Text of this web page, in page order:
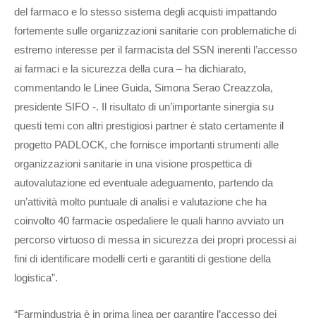
del farmaco e lo stesso sistema degli acquisti impattando
fortemente sulle organizzazioni sanitarie con problematiche di
estremo interesse per il farmacista del SSN inerenti l’accesso
ai farmaci e la sicurezza della cura – ha dichiarato,
commentando le Linee Guida, Simona Serao Creazzola,
presidente SIFO -. Il risultato di un’importante sinergia su
questi temi con altri prestigiosi partner è stato certamente il
progetto PADLOCK, che fornisce importanti strumenti alle
organizzazioni sanitarie in una visione prospettica di
autovalutazione ed eventuale adeguamento, partendo da
un’attività molto puntuale di analisi e valutazione che ha
coinvolto 40 farmacie ospedaliere le quali hanno avviato un
percorso virtuoso di messa in sicurezza dei propri processi ai
fini di identificare modelli certi e garantiti di gestione della
logistica”.
“Farmindustria è in prima linea per garantire l’accesso dei